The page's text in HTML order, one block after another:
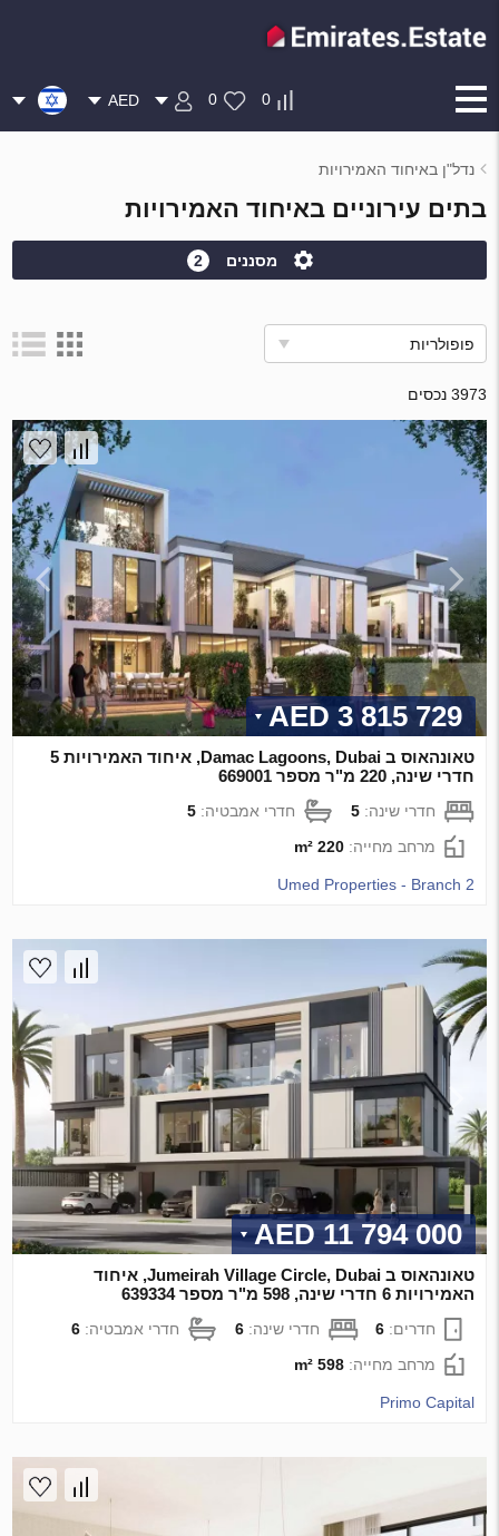
0
0
AED
נדל"ן באיחוד האמירויות
בתים עירוניים באיחוד האמירויות
מסננים 2
פופולריות
3973 נכסים
3 815 729 AED
טאונהאוס ב Damac Lagoons, Dubai, איחוד האמירויות 5
חדרי שינה, 220 מ"ר מספר 669001
חדרי שינה:5 חדרי אמבטיה:5
מרחב מחייה:220 m²
Umed Properties - Branch 2
11 794 000 AED
טאונהאוס ב Jumeirah Village Circle, Dubai, איחוד
האמירויות 6 חדרי שינה, 598 מ"ר מספר 639334
חדרים:6 חדרי שינה:6 חדרי אמבטיה:6
מרחב מחייה:598 m²
Primo Capital